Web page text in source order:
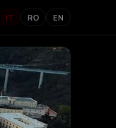
IT RO EN